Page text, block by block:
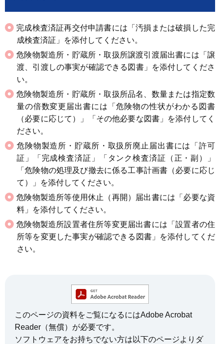
完成検査済証再交付申請書には「汚損または破損した完
成検査済証」を添付してください。
危険物製造所・貯蔵所・取扱所譲渡引渡届出書には「譲
渡、引渡しの事実が確認できる図書」を添付してくださ
い。
危険物製造所・貯蔵所・取扱所品名、数量または指定数
量の倍数変更届出書には「危険物の性状がわかる図書
（必要に応じて）」「その他必要な図書」を添付してく
ださい。
危険物製造所・貯蔵所・取扱所廃止届出書には「許可
証」「完成検査済証」「タンク検査済証（正・副）」
「危険物の処理及び撤去に係る工事計画書（必要に応じ
て）」を添付してください。
危険物製造所等使用休止（再開）届出書には「必要な資
料」を添付してください。
危険物製造所設置者住所等変更届出書には「設置者の住
所等を変更した事実が確認できる図書」を添付してくだ
さい。
このページの資料をご覧になるにはAdobe Acrobat
Reader（無償）が必要です。
ソフトウェアをお持ちでない方は以下のページよりダ